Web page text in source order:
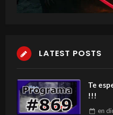
LATEST POSTS
Te
!!!
en